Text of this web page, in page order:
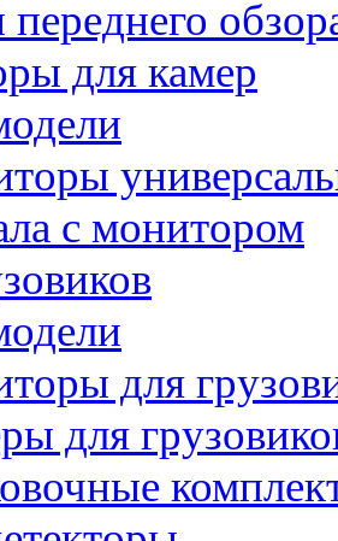
для камер
с монитором
для
для